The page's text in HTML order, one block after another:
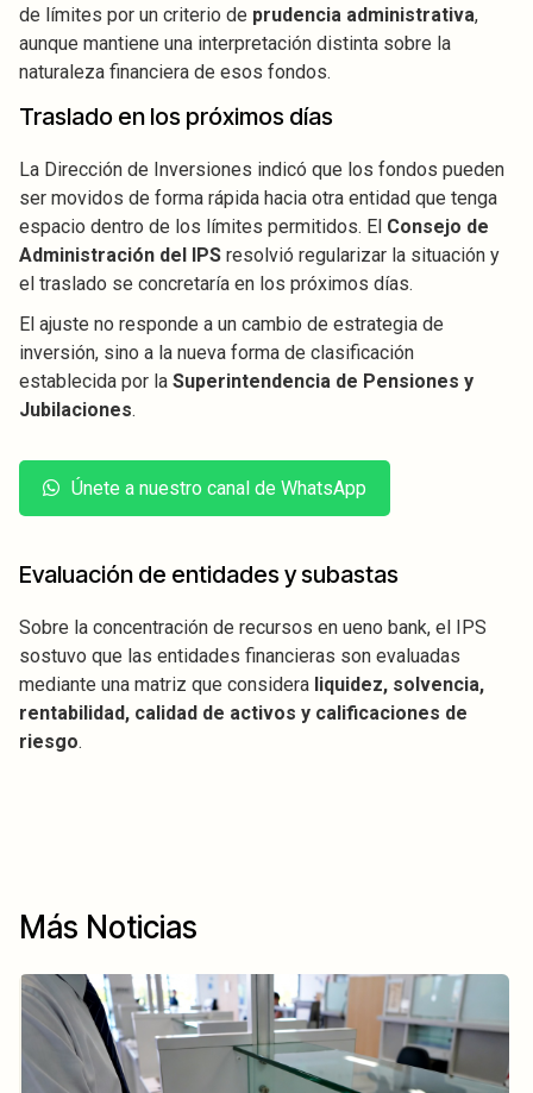
de límites por un criterio de prudencia administrativa,
aunque mantiene una interpretación distinta sobre la
naturaleza financiera de esos fondos.
Traslado en los próximos días
La Dirección de Inversiones indicó que los fondos pueden
ser movidos de forma rápida hacia otra entidad que tenga
espacio dentro de los límites permitidos. El Consejo de
Administración del IPS resolvió regularizar la situación y
el traslado se concretaría en los próximos días.
El ajuste no responde a un cambio de estrategia de
inversión, sino a la nueva forma de clasificación
establecida por la Superintendencia de Pensiones y
Jubilaciones.
Únete a nuestro canal de WhatsApp
Evaluación de entidades y subastas
Sobre la concentración de recursos en ueno bank, el IPS
sostuvo que las entidades financieras son evaluadas
mediante una matriz que considera liquidez, solvencia,
rentabilidad, calidad de activos y calificaciones de
riesgo.
Más Noticias